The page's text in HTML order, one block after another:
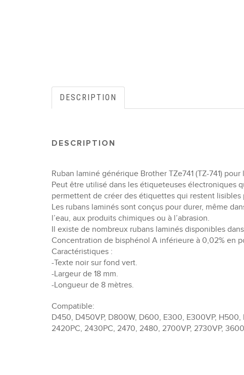
DESCRIPTION
DESCRIPTION
Ruban laminé générique Brother TZe741 (TZ-741)
Peut être utilisé dans les étiqueteuses électroniques
permettent de créer des étiquettes qui restent lisibles
Les rubans laminés sont conçus pour durer, même
l’eau, aux produits chimiques ou à l’abrasion.
Il existe de nombreux rubans laminés disponibles
Concentration de bisphénol A inférieure à 0,02% en
Caractéristiques :
-Texte noir sur fond vert.
-Largeur de 18 mm.
-Longueur de 8 mètres.
Compatible:
D450, D450VP, D800W, D600, E300, E300VP, H500,
2420PC, 2430PC, 2470, 2480, 2700VP, 2730VP,